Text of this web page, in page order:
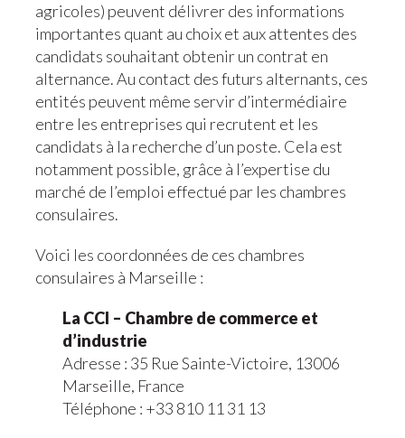
agricoles) peuvent délivrer des informations
importantes quant au choix et aux attentes des
candidats souhaitant obtenir un contrat en
alternance. Au contact des futurs alternants, ces
entités peuvent même servir d’intermédiaire
entre les entreprises qui recrutent et les
candidats à la recherche d’un poste. Cela est
notamment possible, grâce à l’expertise du
marché de l’emploi effectué par les chambres
consulaires.
Voici les coordonnées de ces chambres
consulaires à Marseille :
La CCI – Chambre de commerce et
d’industrie
Adresse : 35 Rue Sainte-Victoire, 13006
Marseille, France
Téléphone : +33 810 11 31 13